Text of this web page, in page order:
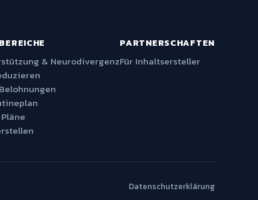
& Neurodivergenz
PARTNERSCHAFTEN
Für Inhaltsersteller
Datenschutzerklärung